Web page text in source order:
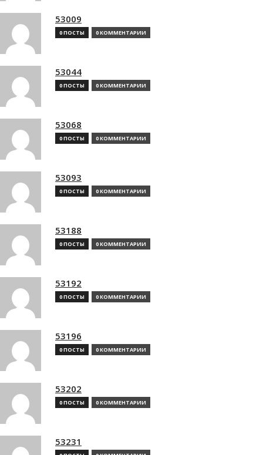
53009
0 ПОСТЫ 0 КОММЕНТАРИИ
53044
0 ПОСТЫ 0 КОММЕНТАРИИ
53068
0 ПОСТЫ 0 КОММЕНТАРИИ
53093
0 ПОСТЫ 0 КОММЕНТАРИИ
53188
0 ПОСТЫ 0 КОММЕНТАРИИ
53192
0 ПОСТЫ 0 КОММЕНТАРИИ
53196
0 ПОСТЫ 0 КОММЕНТАРИИ
53202
0 ПОСТЫ 0 КОММЕНТАРИИ
53231